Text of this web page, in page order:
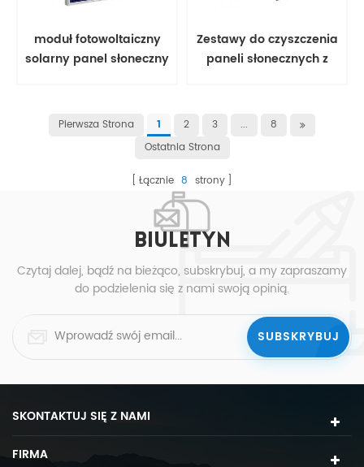
moduł fotowoltaiczny
solarny panel słoneczny
Zestawy do czyszczenia
paneli słonecznych z
Pierwsza Strona 1 2 3 ...
8
Ostatnia Strona
Łącznie 8 strony
BIULETYN
Czytaj dalej, bądź na bieżąco, subskrybuj, a my zapraszamy
do podzielenia się z nami swoją opinią.
SKONTAKTUJ SIĘ Z NAMI
FIRMA